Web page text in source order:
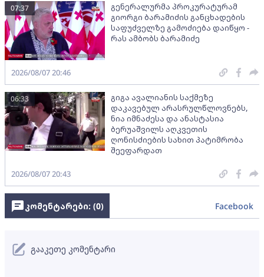
გენერალურმა პროკურატურამ
გიორგი ბარამიძის განცხადების
საფუძველზე გამოძიება დაიწყო -
რას ამბობს ბარამიძე
07:37
2026/08/07 20:46
გიგა ავალიანის საქმეზე
დაკავებულ არასრულწლოვნებს,
ნია იმნაძესა და ანასტასია
ბერუაშვილს აღკვეთის
ღონისძიების სახით პატიმრობა
შეეფარდათ
06:33
2026/08/07 20:43
კომენტარები: (0) Facebook
გააკეთე კომენტარი